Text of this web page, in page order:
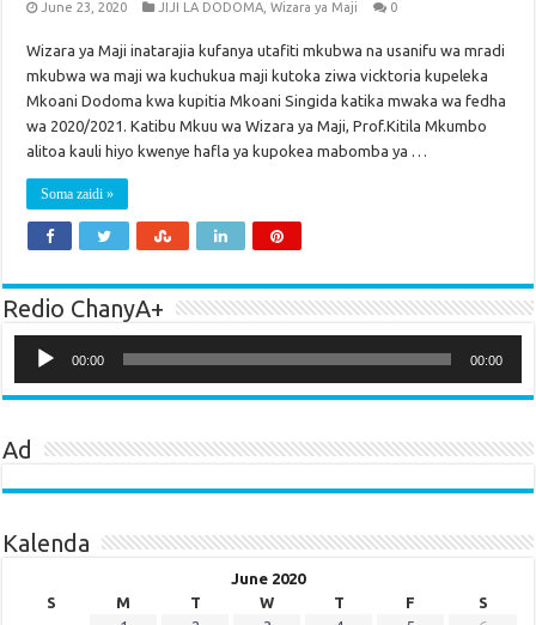
June 23, 2020 JIJI LA DODOMA ,Wizara ya Maji 0
Wizara ya Maji inatarajia kufanya utafiti mkubwa na usanifu wa mradi
mkubwa wa maji wa kuchukua maji kutoka ziwa vicktoria kupeleka
Mkoani Dodoma kwa kupitia Mkoani Singida katika mwaka wa fedha
wa 2020/2021. Katibu Mkuu wa Wizara ya Maji, Prof.Kitila Mkumbo
alitoa kauli hiyo kwenye hafla ya kupokea mabomba ya …
Soma zaidi »
Redio ChanyA+
Player
00:00 00:00
Ad
Kalenda
June 2020
S
M T W T F
S